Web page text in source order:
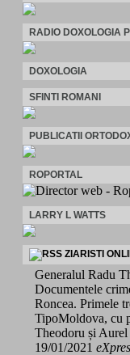
RADIO DOXOLOGIA
DOXOLOGIA
SFINTI ROMANI
PUBLICATII
ROPORTAL
LARRY L WATTS
ZIARISTI
Generalul Radu
Documentele
Roncea. Primele
TipoMoldova, cu
Theodoru și
19/01/2021